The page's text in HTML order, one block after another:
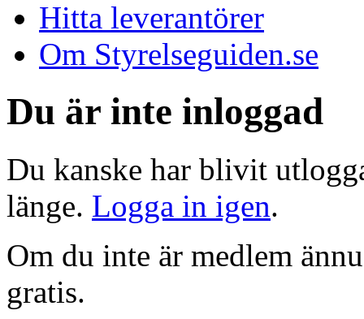
Hitta leverantörer
Om Styrelseguiden.se
Du är inte inloggad
Du kanske har blivit
länge. Logga in igen.
Om du inte är medlem
gratis.